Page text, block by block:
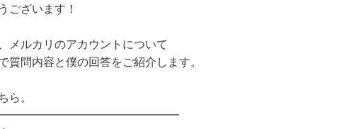
ございます！
メルカリのアカウントについて
質問内容と僕の回答をご紹介します。
ら。